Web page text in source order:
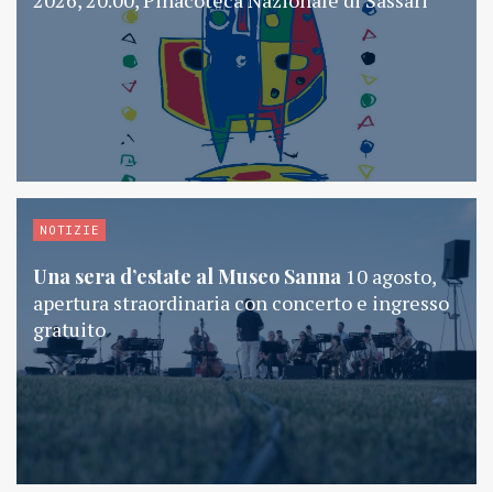
NOTIZIE
Una sera d’estate al Museo Sanna 10 agosto,
apertura straordinaria con concerto e ingresso
gratuito